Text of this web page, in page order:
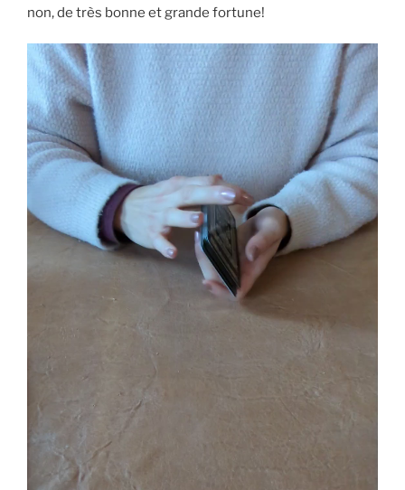
non, de très bonne et grande fortune!